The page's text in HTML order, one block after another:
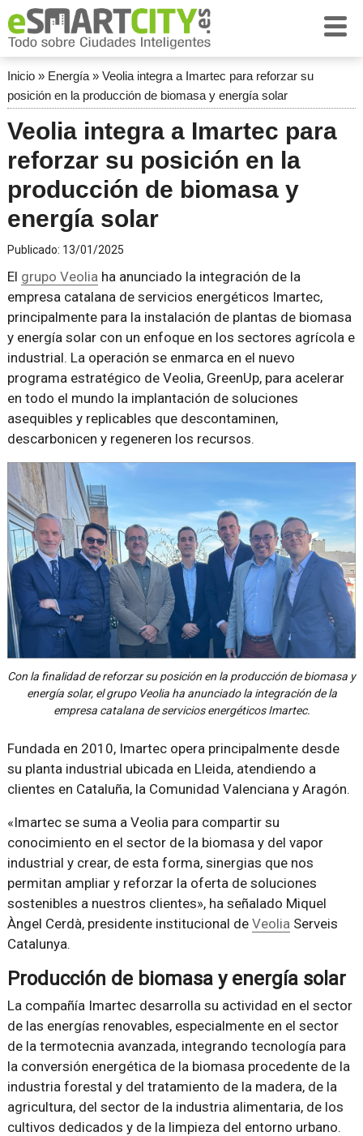
Inicio» Energía» Veolia integra a Imartec para reforzar su
posición en la producción de biomasa y energía solar
Veolia integra a Imartec para
reforzar su posición en la
producción de biomasa y
energía solar
Publicado: 13/01/2025
El grupo Veoliaha anunciado la integración de la
empresa catalana de servicios energéticos Imartec,
principalmente para la instalación de plantas de biomasa
y energía solar con un enfoque en los sectores agrícola e
industrial. La operación se enmarca en el nuevo
programa estratégico de Veolia, GreenUp, para acelerar
en todo el mundo la implantación de soluciones
asequibles y replicables que descontaminen,
descarbonicen y regeneren los recursos.
Con la finalidad de reforzar su posición en la producción de biomasa y
energía solar, el grupo Veolia ha anunciado la integración de la
empresa catalana de servicios energéticos Imartec.
Fundada en 2010, Imartec opera principalmente desde
su planta industrial ubicada en Lleida, atendiendo a
clientes en Cataluña, la Comunidad Valenciana y Aragón.
«Imartec se suma a Veolia para compartir su
conocimiento en el sector de la biomasa y del vapor
industrial y crear, de esta forma, sinergias que nos
permitan ampliar y reforzar la oferta de soluciones
sostenibles a nuestros clientes», ha señalado Miquel
Àngel Cerdà, presidente institucional de Veolia Serveis
Catalunya.
Producción de biomasa y energía solar
La compañía Imartec desarrolla su actividad en el sector
de las energías renovables, especialmente en el sector
de la termotecnia avanzada, integrando tecnología para
la conversión energética de la biomasa procedente de la
industria forestal y del tratamiento de la madera, de la
agricultura, del sector de la industria alimentaria, de los
cultivos dedicados y de la limpieza del entorno urbano.